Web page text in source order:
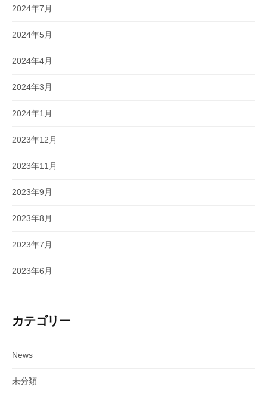
2024年7月
2024年5月
2024年4月
2024年3月
2024年1月
2023年12月
2023年11月
2023年9月
2023年8月
2023年7月
2023年6月
カテゴリー
News
未分類